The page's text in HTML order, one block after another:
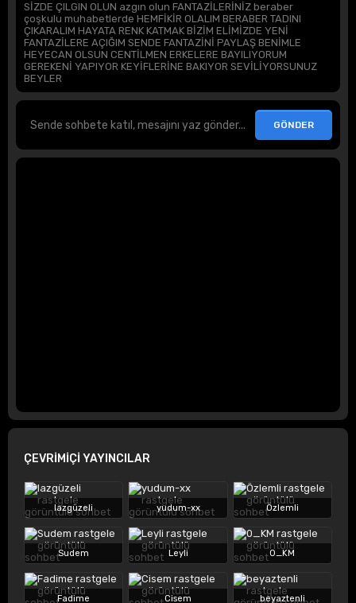
SİZDE ÇILGIN OLUN azgın olun FANTAZİLERİNİZ beraber
çoşkulu muhabetlerde HEMFİKİR OLALIM BERABER TADINI
ÇIKARALIM HAYATA RENK KATMAK BİZİM ELİMİZDE YENİ
FANTAZİLERE AÇIĞIM SENDE FANTAZİNİ PAYLAŞ BENİMLE
HEYECAN OLSUN CENTİLMEN ERKELERE BAYILIYORUM
GEREKENİ YAPIYOR KEYİFLERİNE BAKIYOR SEVİLİYORSUNUZ
BEYLER
ÇEVRİMİÇİ YAYINCILAR
lazgüzeli yudum-xx Özlemli
Sudem Leyli 0_KM
Fadime Cisem beyaztenli